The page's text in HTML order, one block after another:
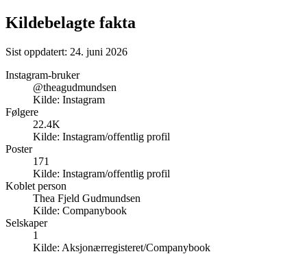
Kildebelagte fakta
Sist oppdatert: 24. juni 2026
Instagram-bruker
@theagudmundsen
Kilde: Instagram
Følgere
22.4K
Kilde: Instagram/offentlig profil
Poster
171
Kilde: Instagram/offentlig profil
Koblet person
Thea Fjeld Gudmundsen
Kilde: Companybook
Selskaper
1
Kilde: Aksjonærregisteret/Companybook